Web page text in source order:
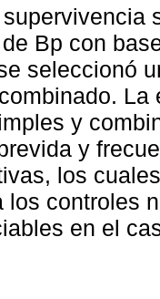
Bp con
seleccionó
y
y
los
los controles
en el